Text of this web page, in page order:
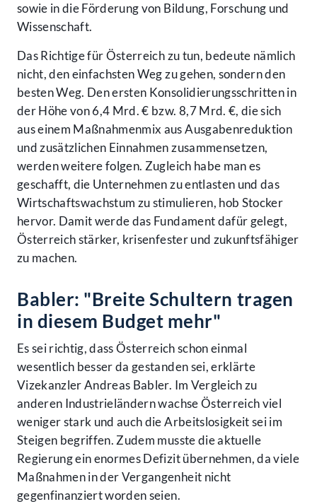
sowie in die Förderung von Bildung, Forschung und
Wissenschaft.
Das Richtige für Österreich zu tun, bedeute nämlich
nicht, den einfachsten Weg zu gehen, sondern den
besten Weg. Den ersten Konsolidierungsschritten in
der Höhe von 6,4 Mrd. € bzw. 8,7 Mrd. €, die sich
aus einem Maßnahmenmix aus Ausgabenreduktion
und zusätzlichen Einnahmen zusammensetzen,
werden weitere folgen. Zugleich habe man es
geschafft, die Unternehmen zu entlasten und das
Wirtschaftswachstum zu stimulieren, hob Stocker
hervor. Damit werde das Fundament dafür gelegt,
Österreich stärker, krisenfester und zukunftsfähiger
zu machen.
Babler: "Breite Schultern tragen
in diesem Budget mehr"
Es sei richtig, dass Österreich schon einmal
wesentlich besser da gestanden sei, erklärte
Vizekanzler Andreas Babler. Im Vergleich zu
anderen Industrieländern wachse Österreich viel
weniger stark und auch die Arbeitslosigkeit sei im
Steigen begriffen. Zudem musste die aktuelle
Regierung ein enormes Defizit übernehmen, da viele
Maßnahmen in der Vergangenheit nicht
gegenfinanziert worden seien.